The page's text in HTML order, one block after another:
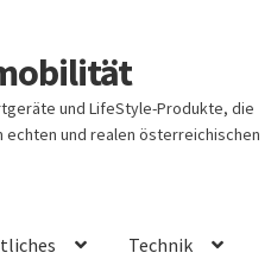
und LifeStyle-Produkte, die
echten und realen österreichischen
Technik